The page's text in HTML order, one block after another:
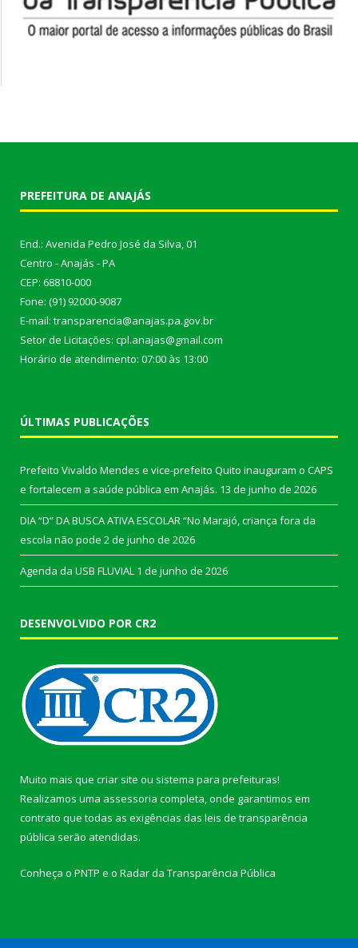
PREFEITURA DE ANAJÁS
End.: Avenida Pedro José da Silva, 01
Centro - Anajás - PA
CEP: 68810-000
Fone: (91) 92000-9087
E-mail: transparencia@anajas.pa.gov.br
Setor de Licitações: cpl.anajas@gmail.com
Horário de atendimento: 07:00 às 13:00
ÚLTIMAS PUBLICAÇÕES
Prefeito Vivaldo Mendes e vice-prefeito Quito inauguram o CAPS
e fortalecem a saúde pública em Anajás. 13 de junho de 2026
DIA “D” DA BUSCA ATIVA ESCOLAR “No Marajó, criança fora da
escola não pode 2 de junho de 2026
Agenda da USB FLUVIAL 1 de junho de 2026
DESENVOLVIDO POR CR2
Muito mais que criar site ou sistema para prefeituras!
Realizamos uma assessoria completa, onde garantimos em
contrato que todas as exigências das leis de transparência
pública serão atendidas.
Conheça o PNTP e o Radar da Transparência Pública